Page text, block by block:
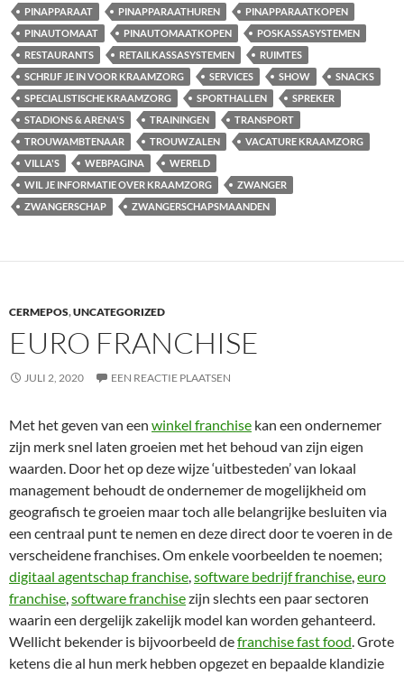
PINAPPARAAT
PINAPPARAATHUREN
PINAPPARAATKOPEN
PINAUTOMAAT
PINAUTOMAATKOPEN
POSKASSASYSTEMEN
RESTAURANTS
RETAILKASSASYSTEMEN
RUIMTES
SCHRIJF JE IN VOOR KRAAMZORG
SERVICES SHOW
SNACKS
SPECIALISTISCHE KRAAMZORG
SPORTHALLEN
SPREKER
STADIONS & ARENA'S
TRAININGEN
TRANSPORT
TROUWAMBTENAAR
TROUWZALEN
VACATURE KRAAMZORG
VILLA'S
WEBPAGINA
WERELD
WIL JE INFORMATIE OVER KRAAMZORG
ZWANGER
ZWANGERSCHAP
ZWANGERSCHAPSMAANDEN
CERMEPOS,UNCATEGORIZED
EURO FRANCHISE
JULI 2, 2020 EEN REACTIE PLAATSEN
Met het geven van een winkel franchise kan een ondernemer
zijn merk snel laten groeien met het behoud van zijn eigen
waarden. Door het op deze wijze ‘uitbesteden’ van lokaal
management behoudt de ondernemer de mogelijkheid om
geografisch te groeien maar toch alle belangrijke besluiten via
een centraal punt te nemen en deze direct door te voeren in de
verscheidene franchises. Om enkele voorbeelden te noemen;
digitaal agentschap franchise,software bedrijf franchise,euro
franchise,software franchisezijn slechts een paar sectoren
waarin een dergelijk zakelijk model kan worden gehanteerd.
Wellicht bekender is bijvoorbeeld defranchise fast food. Grote
ketens die al hun merk hebben opgezet en bepaalde klandizie